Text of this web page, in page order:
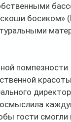
босиком»
гости